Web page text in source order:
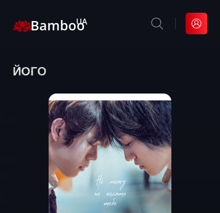
Bamboo
UA
ЙОГО